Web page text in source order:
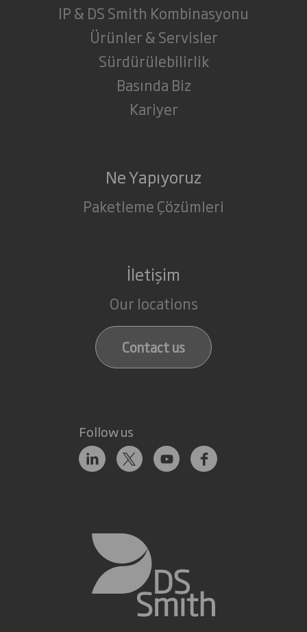
IP & DS Smith Kombinasyonu
Ürünler & Servisler
Sürdürülebilirlik
Basında Biz
Kariyer
Ne Yapıyoruz
Paketleme Çözümleri
İletişim
Our locations
Contact us
Follow us